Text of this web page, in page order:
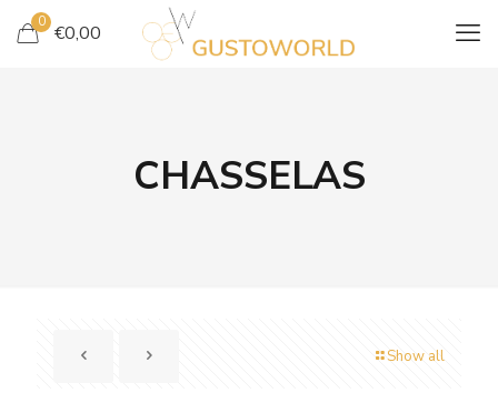
0 €0,00
CHASSELAS
Show all